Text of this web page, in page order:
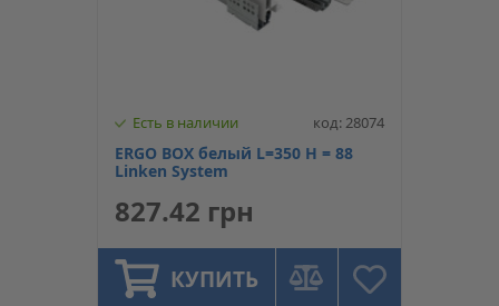
Есть в наличии код: 28074
ERGO BOX белый L=350 H = 88
Linken System
827.42 грн
КУПИТЬ